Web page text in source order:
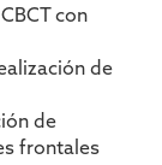
con
de
de
frontales